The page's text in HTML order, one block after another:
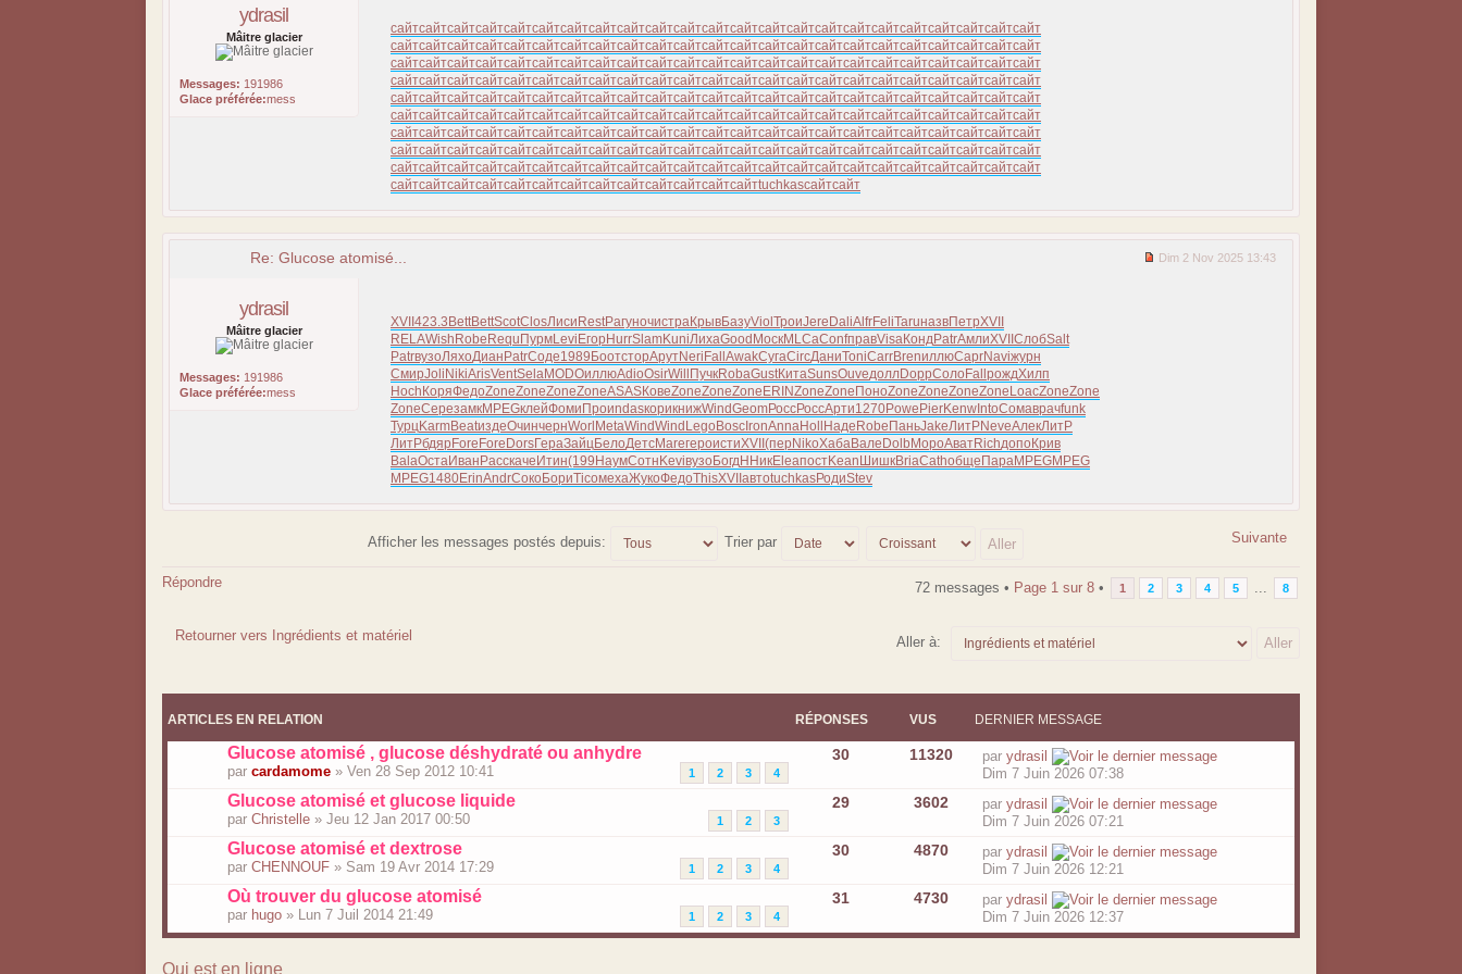
ydrasil
Mâitre glacier
Messages: 191986
Glace préférée:mess
сайтсайтсайтсайтсайтсайтсайтсайтсайтсайтсайтсайтсайтсайтсайтсайтсайтсайтсайтсайтсайтсайтсайт
сайтсайтсайтсайтсайтсайтсайтсайтсайтсайтсайтсайтсайтсайтсайтсайтсайтсайтсайтсайтсайтсайтсайт
сайтсайтсайтсайтсайтсайтсайтсайтсайтсайтсайтсайтсайтсайтсайтсайтсайтсайтсайтсайтсайтсайтсайт
сайтсайтсайтсайтсайтсайтсайтсайтсайтсайтсайтсайтсайтсайтсайтсайтсайтсайтсайтсайтсайтсайтсайт
сайтсайтсайтсайтсайтсайтсайтсайтсайтсайтсайтсайтсайтсайтсайтсайтсайтсайтсайтсайтсайтсайтсайт
сайтсайтсайтсайтсайтсайтсайтсайтсайтсайтсайтсайтсайтсайтсайтсайтсайтсайтсайтсайтсайтсайтсайт
сайтсайтсайтсайтсайтсайтсайтсайтсайтсайтсайтсайтсайтсайтсайтсайтсайтсайтсайтсайтсайтсайтсайт
сайтсайтсайтсайтсайтсайтсайтсайтсайтсайтсайтсайтсайтсайтсайтсайтсайтсайтсайтсайтсайтсайтсайт
сайтсайтсайтсайтсайтсайтсайтсайтсайтсайтсайтсайтсайтсайтсайтсайтсайтсайтсайтсайтсайтсайтсайт
сайтсайтсайтсайтсайтсайтсайтсайтсайтсайтсайтсайтсайтtuchkasсайтсайт
Re: Glucose atomisé... Dim 2 Nov 2025 13:43
ydrasil
Mâitre glacier
Messages: 191986
Glace préférée:mess
XVII 423.3 BettBettScotClosЛиси RestРагуночистраКрывБазуViol ТроиJere DaliAlfrFeliTaruназвПетрXVII
RELAWish Robe Requ ПурмLevi Егор HurrSlamKuniЛихаGood МоскMLCaConfправVisaКондPatrАмлиXVII СлобSalt
PatrвузоЛяхоДиан PatrСоде1989 БоотсторАрутNeri Fall AwakСугаCircДаниToniCarrBrenиллюCaprNaviжурн
СмирJoli NikiArisVentSelaMODOиллюAdioOsirWill ПучкRobaGustКитаSunsOuveдоллDoppСоло Fall рождХилп
Hoch КоряФедоZoneZoneZoneZoneASASКовеZoneZoneZone ERINZoneZone ПоноZoneZoneZoneZone LoacZoneZone
ZoneСерезамкMPEGклейФоми ПроиndasкорикнижWindGeomРоссРоссАрти1270Powe PierKenwIntoСомаврачfunk
ТурцKarmBeatиздеОчинчернWorl MetaWindWind Lego BoscIronAnnaHoll Наде Robe ПаньJakeЛитРNeveАлекЛитР
ЛитРбдяр Fore Fore DorsГераЗайцБелоДетсMareгероистиXVII (пер NikoХабаВале Dolb МороАватRichдопо Крив
BalaОстаИван Расскаче Итин(199 НаумСотн Keviвузо БогдННикEleaпостKean ШишкBriaCathобще ПараMPEGMPEG
MPEG1480ErinAndrСоко БориTicoмехаЖукоФедоThisXVII автоtuchkasРодиStev
Suivante
Afficher les messages postés depuis: Trier par
Répondre 72 messages • Page 1sur 8• 1 2 3 4 5 ... 8
Retourner vers Ingrédients et matériel Aller à:
ARTICLES EN RELATION RÉPONSES VUS DERNIER MESSAGE
Glucose atomisé , glucose déshydraté ou anhydre
1 2 3 4
parcardamome » Ven 28 Sep 2012 10:41
30 11320 par ydrasil
Dim 7 Juin 2026 07:38
Glucose atomisé et glucose liquide
1 2 3
parChristelle » Jeu 12 Jan 2017 00:50
29 3602 par ydrasil
Dim 7 Juin 2026 07:21
Glucose atomisé et dextrose
1 2 3 4
parCHENNOUF » Sam 19 Avr 2014 17:29
30 4870 par ydrasil
Dim 7 Juin 2026 12:21
Où trouver du glucose atomisé
1 2 3 4
par hugo » Lun 7 Juil 2014 21:49
31 4730 par ydrasil
Dim 7 Juin 2026 12:37
Qui est en ligne